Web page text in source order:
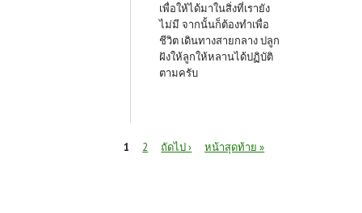
เพื่อให้ได้มาในสิ่งที่เรายัง
ไม่มี จากนั้นก็ต้องทำเพื่อ
ชีวิต เดินทางสายกลาง ปลูก
ฝังให้ลูกให้หลานได้ปฏิบัติ
ตามครับ
1 2 ถัดไป › หน้าสุดท้าย »